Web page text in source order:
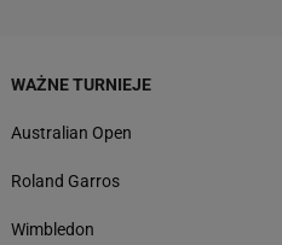
WAŻNE TURNIEJE
Australian Open
Roland Garros
Wimbledon